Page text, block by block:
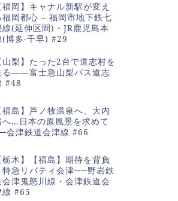
福岡】キャナル新駅が変え
福岡都心 – 福岡市地下鉄七
線(延伸区間)・JR鹿児島本
(博多-千早) #29
山梨】たった2台で道志村を
る――富士急山梨バス道志
#48
福島】芦ノ牧温泉へ、大内
へ…日本の原風景を求めて
会津鉄道会津線 #66
栃木】【福島】期待を背負
特急リバティ会津──野岩鉄
会津鬼怒川線・会津鉄道会
線 #65